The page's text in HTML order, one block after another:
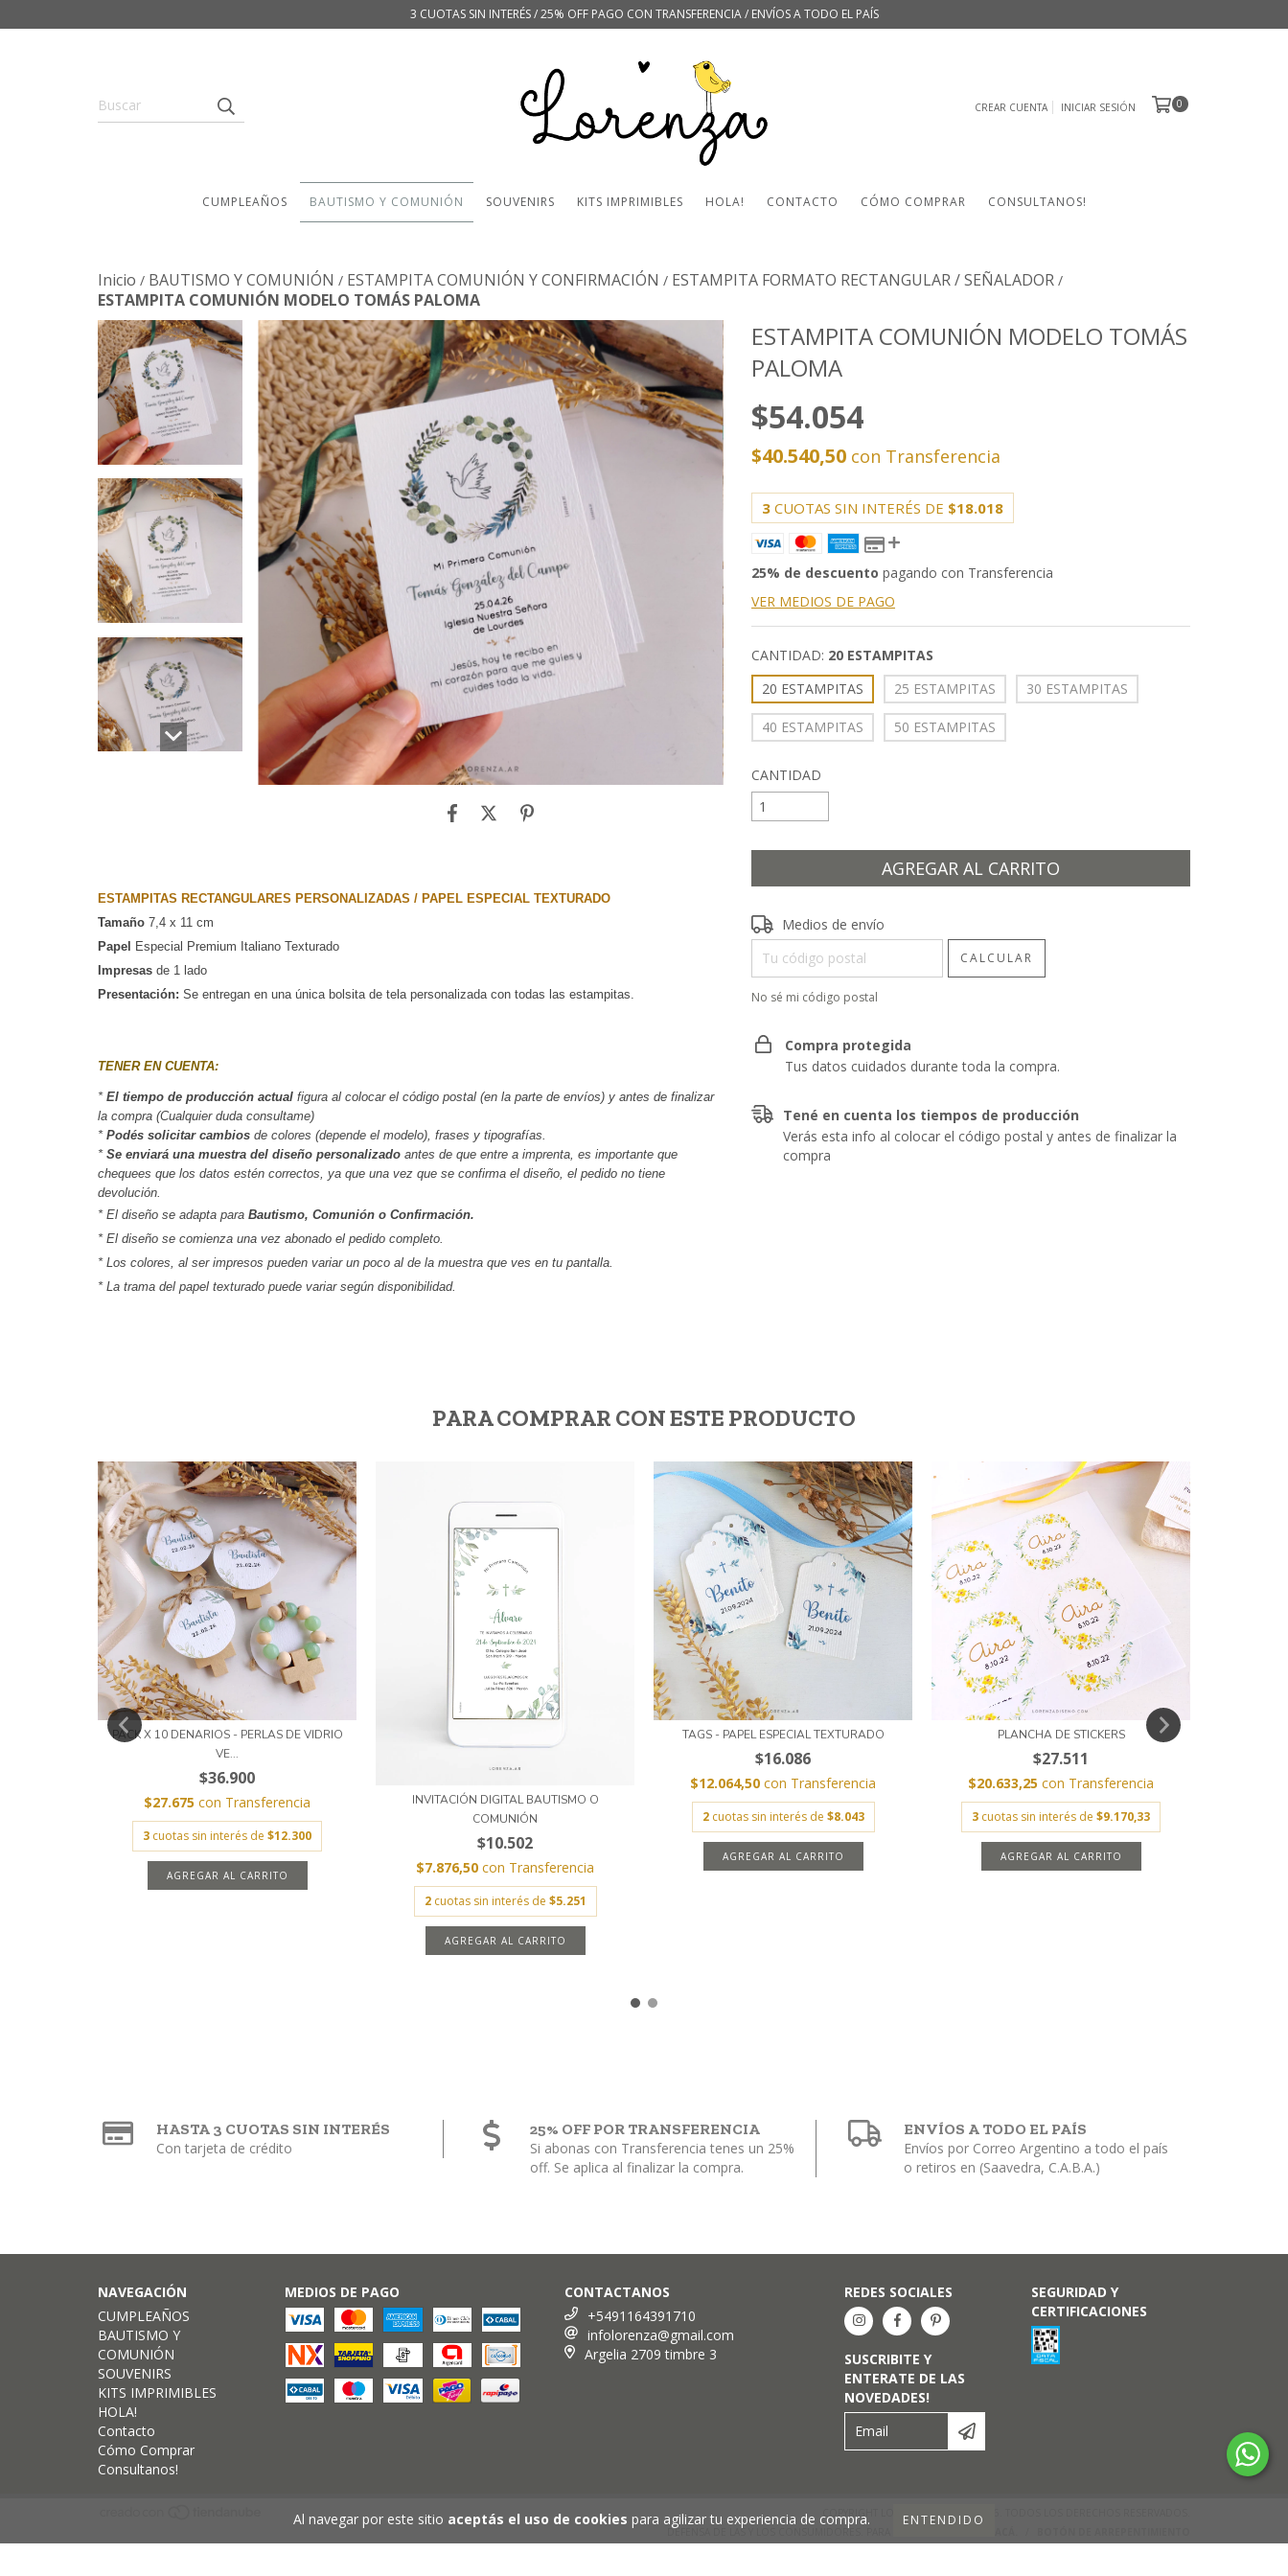
Al navegar por este sitio aceptás el uso de cookies para agilizar tu experiencia de compra. ENTENDIDO
3 CUOTAS SIN INTERÉS / 25% OFF PAGO CON TRANSFERENCIA / ENVÍOS A TODO EL PAÍS
CREAR CUENTA INICIAR SESIÓN 0
CUMPLEAÑOS BAUTISMO Y COMUNIÓN SOUVENIRS KITS IMPRIMIBLES HOLA! CONTACTO CÓMO COMPRAR CONSULTANOS!
Inicio / BAUTISMO Y COMUNIÓN / ESTAMPITA COMUNIÓN Y CONFIRMACIÓN / ESTAMPITA FORMATO RECTANGULAR / SEÑALADOR /
ESTAMPITA COMUNIÓN MODELO TOMÁS PALOMA
ESTAMPITAS RECTANGULARES PERSONALIZADAS / PAPEL ESPECIAL TEXTURADO
Tamaño 7,4 x 11 cm
Papel
Especial Premium Italiano Texturado
Impresas de 1 lado
Presentación: Se entregan en una única bolsita de tela personalizada con todas las estampitas.
TENER EN CUENTA:
* El tiempo de producción actual figura al colocar el código postal (en la parte de envíos) y antes de finalizar
la compra (Cualquier duda consultame)
* Podés solicitar cambios de colores (depende el modelo), frases y tipografías.
* Se enviará una muestra del diseño personalizado antes de que entre a imprenta, es importante que
chequees que los datos estén correctos, ya que una vez que se confirma el diseño, el pedido no tiene
devolución.
* El diseño se adapta para Bautismo, Comunión o Confirmación.
* El diseño se comienza una vez abonado el pedido completo.
* Los colores, al ser impresos pueden variar un poco al de la muestra que ves en tu pantalla.
* La trama del papel texturado puede variar según disponibilidad.
ESTAMPITA COMUNIÓN MODELO TOMÁS
PALOMA
$54.054
$40.540,50 con Transferencia
3 CUOTAS SIN INTERÉS DE $18.018
25% de descuento pagando con Transferencia
VER MEDIOS DE PAGO
CANTIDAD: 20 ESTAMPITAS
20 ESTAMPITAS
25 ESTAMPITAS 30 ESTAMPITAS
40 ESTAMPITAS 50 ESTAMPITAS
CANTIDAD
Entregas para el CP:
Medios de envío
CALCULAR
No sé mi código postal
Compra protegida
Tus datos cuidados durante toda la compra.
Tené en cuenta los tiempos de producción
Verás esta info al colocar el código postal y antes de finalizar la
compra
PARA COMPRAR CON ESTE PRODUCTO
PACK X 10 DENARIOS - PERLAS DE VIDRIO
VE...
$36.900
$27.675 con Transferencia
3 cuotas sin interés de $12.300
INVITACIÓN DIGITAL BAUTISMO O
COMUNIÓN
$10.502
$7.876,50 con Transferencia
2 cuotas sin interés de $5.251
TAGS - PAPEL ESPECIAL TEXTURADO
$16.086
$12.064,50 con Transferencia
2 cuotas sin interés de $8.043
AGREGAR AL CARRITO
PLANCHA DE STICKERS
$27.511
$20.633,25 con Transferencia
3 cuotas sin interés de $9.170,33
HASTA 3 CUOTAS SIN INTERÉS
Con tarjeta de crédito
25% OFF POR TRANSFERENCIA
Si abonas con Transferencia tenes un 25%
off. Se aplica al finalizar la compra.
ENVÍOS A TODO EL PAÍS
Envíos por Correo Argentino a todo el país
o retiros en (Saavedra, C.A.B.A.)
NAVEGACIÓN
CUMPLEAÑOS
BAUTISMO Y
COMUNIÓN
SOUVENIRS
KITS IMPRIMIBLES
HOLA!
Contacto
Cómo Comprar
Consultanos!
MEDIOS DE PAGO
CONTACTANOS
+5491164391710
infolorenza@gmail.com
Argelia 2709 timbre 3
REDES SOCIALES
SUSCRIBITE Y
ENTERATE DE LAS
NOVEDADES!
SEGURIDAD Y
CERTIFICACIONES
DEFENSA DE LAS Y LOS CONSUMIDORES. PARA RECLAMOS